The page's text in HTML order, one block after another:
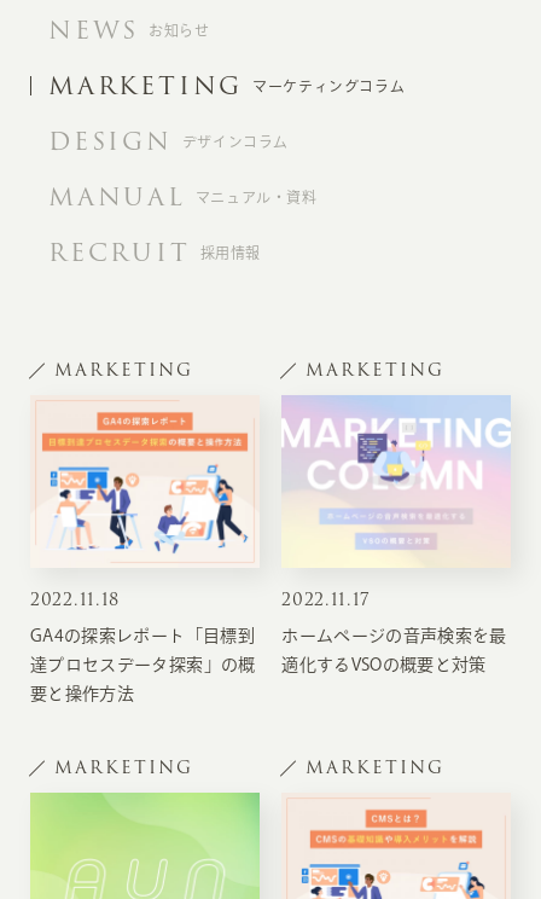
NEWS お知らせ
MARKETING マーケティングコラム
DESIGN デザインコラム
MANUAL マニュアル・資料
RECRUIT 採用情報
MARKETING
2022.11.18
GA4の探索レポート「目標到
達プロセスデータ探索」の概
要と操作方法
MARKETING
2022.11.17
ホームページの音声検索を最
適化するVSOの概要と対策
MARKETING MARKETING